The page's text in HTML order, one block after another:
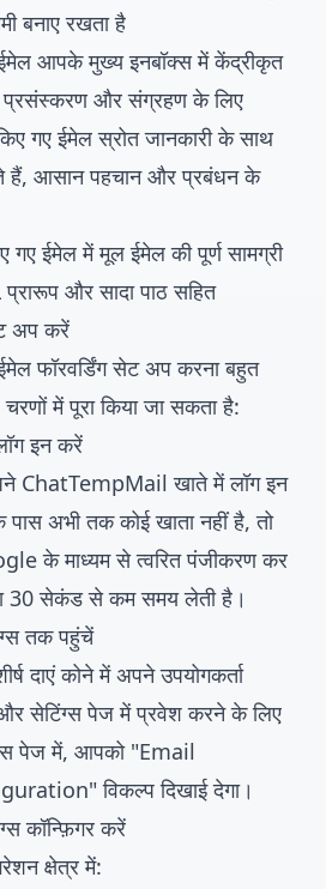
बनाए रखता है
आपके मुख्य इनबॉक्स में केंद्रीकृत
और संग्रहण के लिए
गए ईमेल स्रोत जानकारी के साथ
हैं, आसान पहचान और प्रबंधन के
गए ईमेल में मूल ईमेल की पूर्ण सामग्री
और सादा पाठ सहित
अप करें
फॉरवर्डिंग सेट अप करना बहुत
में पूरा किया जा सकता है:
इन करें
ChatTempMail खाते में लॉग इन
अभी तक कोई खाता नहीं है, तो
के माध्यम से त्वरित पंजीकरण कर
30 सेकंड से कम समय लेती है।
तक पहुंचें
दाएं कोने में अपने उपयोगकर्ता
सेटिंग्स पेज में प्रवेश करने के लिए
पेज में, आपको "Email
विकल्प दिखाई देगा।
कॉन्फ़िगर करें
क्षेत्र में: